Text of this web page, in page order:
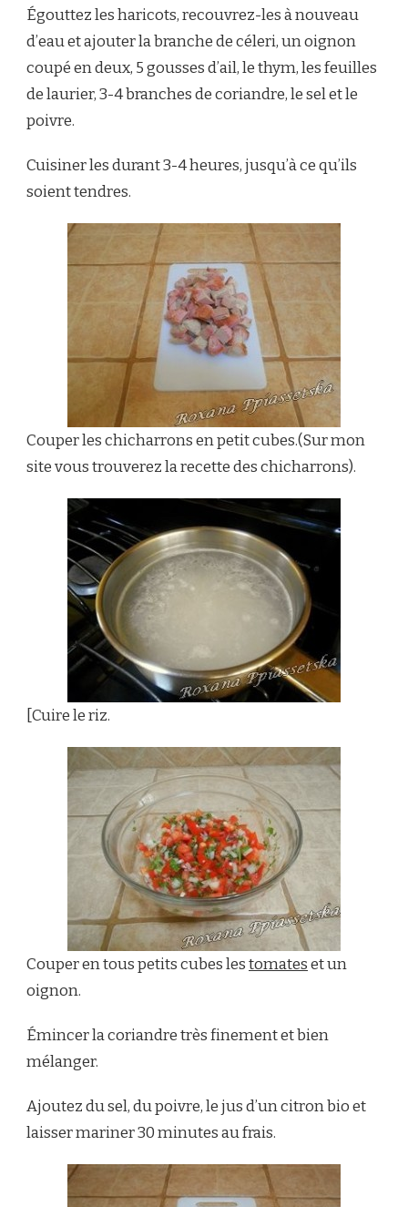
Égouttez les haricots, recouvrez-les à nouveau
d’eau et ajouter la branche de céleri, un oignon
coupé en deux, 5 gousses d’ail, le thym, les feuilles
de laurier, 3-4 branches de coriandre, le sel et le
poivre.
Cuisiner les durant 3-4 heures, jusqu’à ce qu’ils
soient tendres.
Couper les chicharrons en petit cubes.(Sur mon
site vous trouverez la recette des chicharrons).
[Cuire le riz.
Couper en tous petits cubes lestomateset un
oignon.
Émincer la coriandre très finement et bien
mélanger.
Ajoutez du sel, du poivre, le jus d’un citron bio et
laisser mariner 30 minutes au frais.